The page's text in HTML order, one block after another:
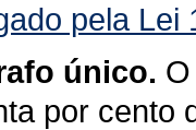
pela Lei
único.
por cento